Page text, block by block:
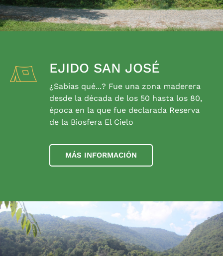
EJIDO SAN JOSÉ
¿Sabias qué...? Fue una zona maderera
desde la década de los 50 hasta los 80,
época en la que fue declarada Reserva
de la Biosfera El Cielo
MÁS INFORMACIÓN